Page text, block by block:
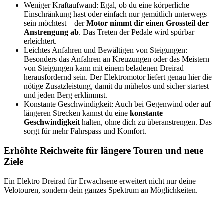
Weniger Kraftaufwand: Egal, ob du eine körperliche
Einschränkung hast oder einfach nur gemütlich unterwegs
sein möchtest – derMotor nimmt dir einen Grossteil der
Anstrengung ab. Das Treten der Pedale wird spürbar
erleichtert.
Leichtes Anfahren und Bewältigen von Steigungen:
Besonders das Anfahren an Kreuzungen oder das Meistern
von Steigungen kann mit einem beladenen Dreirad
herausfordernd sein. Der Elektromotor liefert genau hier die
nötige Zusatzleistung, damit du mühelos und sicher startest
und jeden Berg erklimmst.
Konstante Geschwindigkeit: Auch bei Gegenwind oder auf
längeren Strecken kannst du eine konstante
Geschwindigkeit halten, ohne dich zu überanstrengen. Das
sorgt für mehr Fahrspass und Komfort.
Erhöhte Reichweite für längere Touren und neue
Ziele
Ein Elektro Dreirad für Erwachsene erweitert nicht nur deine
Velotouren, sondern dein ganzes Spektrum an Möglichkeiten.